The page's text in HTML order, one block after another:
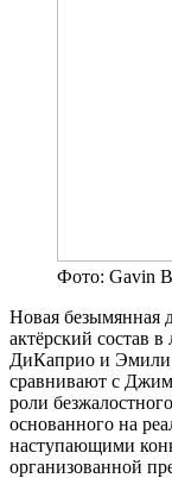
Фото: Gavin
Новая безымянная
актёрский состав
ДиКаприо и Эмили
сравнивают с
роли
основанного на
наступающими
организованной